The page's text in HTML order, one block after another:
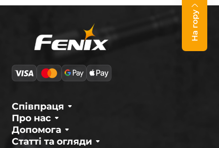
На гору
Про нас
Співпраця
Статті та огляди
Допомога